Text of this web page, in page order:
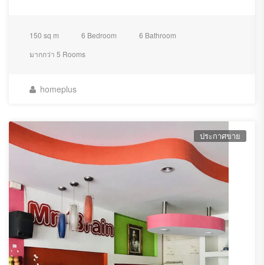
150 sq m 6 Bedroom
6 Bathroom
มากกว่า 5 Rooms
homeplus
ประกาศขาย